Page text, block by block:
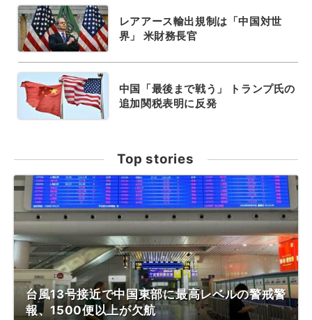
レアアース輸出規制は「中国対世
界」 米財務長官
中国「最後まで戦う」 トランプ氏の
追加関税表明に反発
Top stories
台風13号接近で中国東部に最高レベルの警戒警
報、1500便以上が欠航